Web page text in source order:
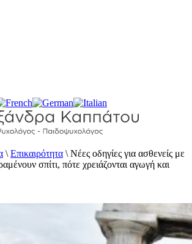
Ψυχολόγος –
\ Επικαιρότητα \ Νέες οδηγίες για ασθενείς με
σπίτι, πότε χρειάζονται αγωγή και